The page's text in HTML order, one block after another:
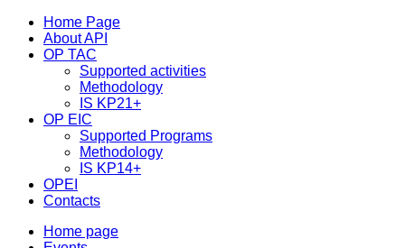
Home Page
About API
OP TAC
Supported activities
Methodology
IS KP21+
OP EIC
Supported Programs
Methodology
IS KP14+
OPEI
Contacts
Home page